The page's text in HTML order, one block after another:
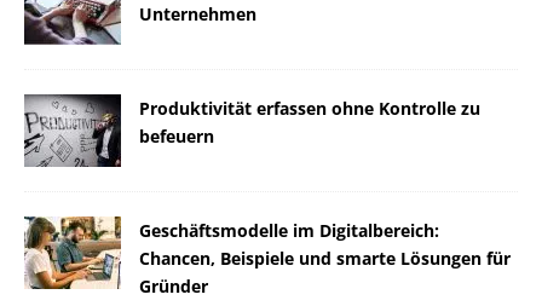
Unternehmen
Produktivität erfassen ohne Kontrolle zu
befeuern
Geschäftsmodelle im Digitalbereich:
Chancen, Beispiele und smarte Lösungen für
Gründer